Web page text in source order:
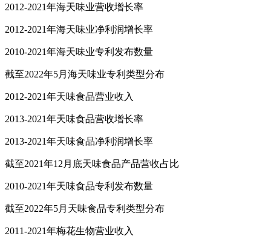
2012-2021年海天味业营收增长率
2012-2021年海天味业净利润增长率
2010-2021年海天味业专利发布数量
截至2022年5月海天味业专利类型分布
2012-2021年天味食品营业收入
2013-2021年天味食品营收增长率
2013-2021年天味食品净利润增长率
截至2021年12月底天味食品产品营收占比
2010-2021年天味食品专利发布数量
截至2022年5月天味食品专利类型分布
2011-2021年梅花生物营业收入